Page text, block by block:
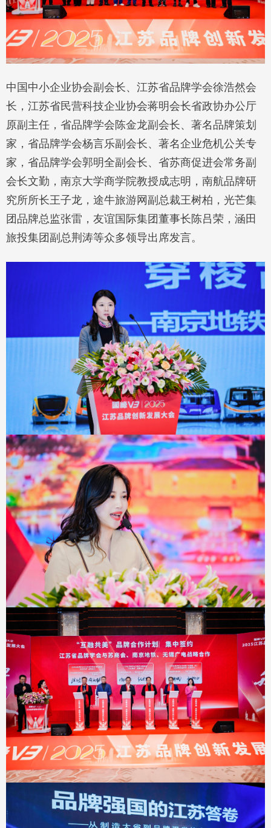
中国中小企业协会副会长、江苏省品牌学会徐浩然会
长，江苏省民营科技企业协会蒋明会长省政协办公厅
原副主任，省品牌学会陈金龙副会长、著名品牌策划
家，省品牌学会杨言乐副会长、著名企业危机公关专
家，省品牌学会郭明全副会长、省苏商促进会常务副
会长文勤，南京大学商学院教授成志明，南航品牌研
究所所长王子龙，途牛旅游网副总裁王树柏，光芒集
团品牌总监张雷，友谊国际集团董事长陈吕荣，涵田
旅投集团副总荆涛等众多领导出席发言。